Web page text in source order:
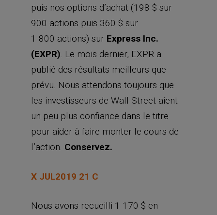
puis nos options d’achat (198 $ sur
900 actions puis 360 $ sur
1 800 actions) sur Express Inc.
(EXPR). Le mois dernier, EXPR a
publié des résultats meilleurs que
prévu. Nous attendons toujours que
les investisseurs de Wall Street aient
un peu plus confiance dans le titre
pour aider à faire monter le cours de
l’action. Conservez.
X JUL2019 21 C
Nous avons recueilli 1 170 $ en